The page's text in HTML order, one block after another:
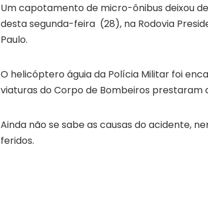
Um capotamento de micro-ônibus deixou
desta segunda-feira (28), na Rodovia
Paulo.
O helicóptero águia da Polícia Militar foi
viaturas do Corpo de Bombeiros prestaram
Ainda não se sabe as causas do acidente,
feridos.